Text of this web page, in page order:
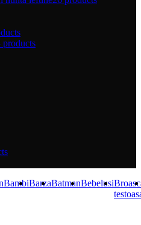
products
BambiBarzaBatmanBebelusi